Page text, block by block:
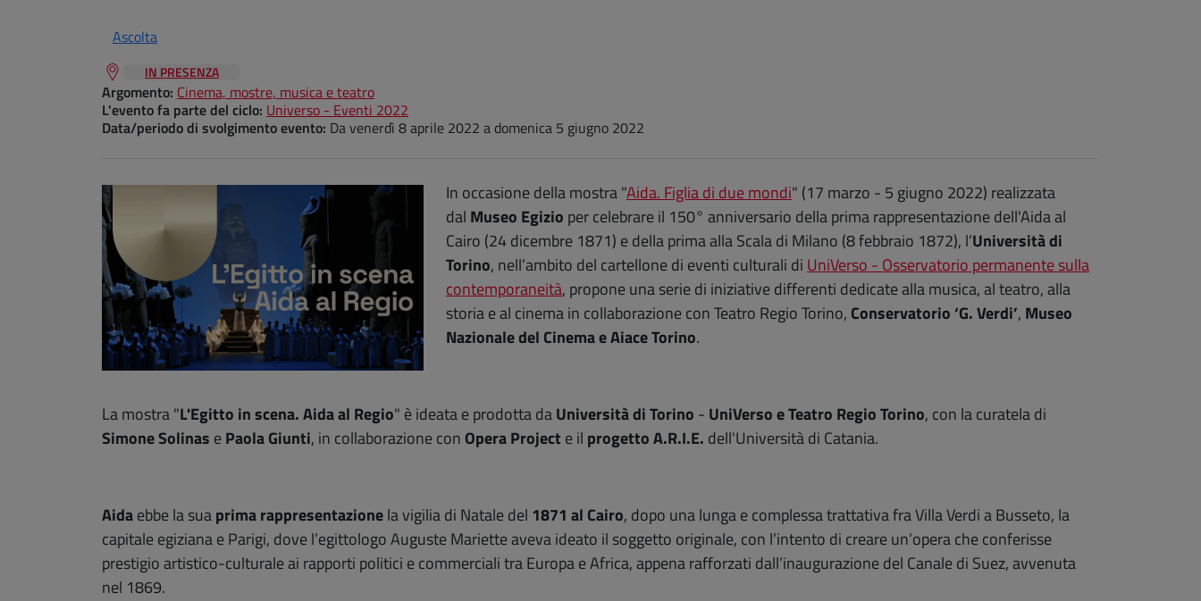
Ascolta
IN PRESENZA
Argomento: Cinema, mostre, musica e teatro
L'evento fa parte del ciclo: Universo - Eventi 2022
Data/periodo di svolgimento evento: Davenerdì 8 aprile 2022 a domenica 5 giugno 2022
In occasione della mostra "Aida. Figlia di due mondi(apre una nuova finestra)
" (17 marzo - 5 giugno 2022) realizzata
dal Museo Egizio per celebrare il 150° anniversario della prima rappresentazione dell'Aida al
Cairo (24 dicembre 1871) e della prima alla Scala di Milano (8 febbraio 1872), l’Università di
Torino, nell’ambito del cartellone di eventi culturali diUniVerso - Osservatorio permanente sulla
contemporaneità(apre una nuova finestra)
, propone una serie di iniziative differenti dedicate alla musica, al teatro, alla
storia e al cinema in collaborazione con Teatro Regio Torino, Conservatorio ‘G. Verdi’, Museo
Nazionale del Cinema e Aiace Torino.
La mostra "L'Egitto in scena. Aida al Regio" è ideata e prodotta daUniversità di Torino - UniVerso e Teatro Regio Torino, con la curatela di
Simone Solinas ePaola Giunti, in collaborazione con Opera Project e il progetto A.R.I.E. dell'Università di Catania.
Aidaebbe la suaprima rappresentazionela vigilia di Natale del 1871 al Cairo, dopo una lunga e complessa trattativa fra Villa Verdi a Busseto, la
capitale egiziana e Parigi, dove l’egittologo Auguste Mariette aveva ideato il soggetto originale, con l’intento di creare un’opera che conferisse
prestigio artistico-culturale ai rapporti politici e commerciali tra Europa e Africa, appena rafforzati dall’inaugurazione del Canale di Suez, avvenuta
nel 1869.